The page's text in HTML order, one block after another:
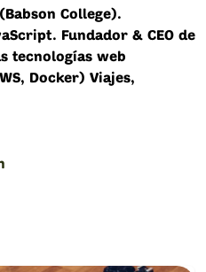
College).
Fundador & CEO de
tecnologías web
Docker) Viajes,